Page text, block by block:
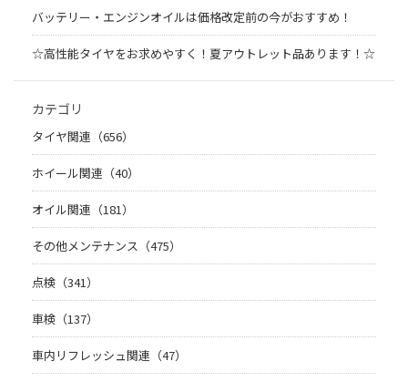
バッテリー・エンジンオイルは価格改定前の今がおすすめ！
☆高性能タイヤをお求めやすく！夏アウトレット品あります！☆
カテゴリ
タイヤ関連（656）
ホイール関連（40）
オイル関連（181）
その他メンテナンス（475）
点検（341）
車検（137）
車内リフレッシュ関連（47）